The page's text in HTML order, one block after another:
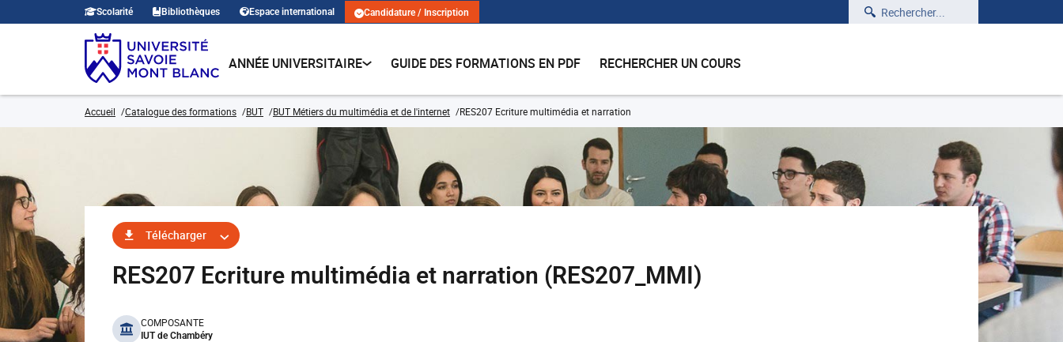
Scolarité Bibliothèques Espace international Candidature / Inscription Rechercher
ANNÉE UNIVERSITAIRE GUIDE DES FORMATIONS EN PDF RECHERCHER UN COURS
Accueil Catalogue des formations BUT BUT Métiers du multimédia et de l'internet RES207 Ecriture multimédia et narration
Télécharger
RES207 Ecriture multimédia et narration (RES207_MMI)
benefits
COMPOSANTE
IUT de Chambéry